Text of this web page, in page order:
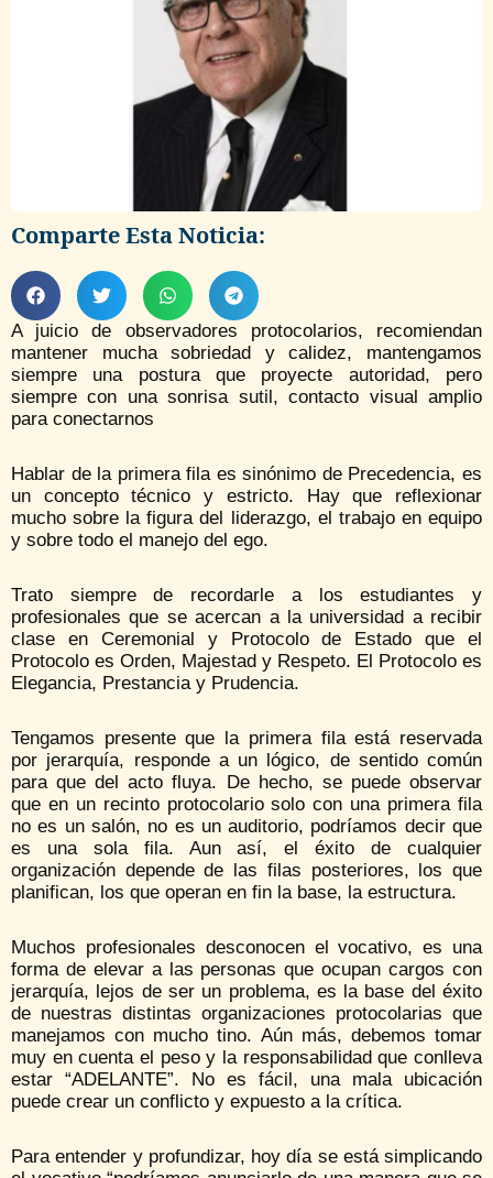
Comparte Esta Noticia:
A juicio de observadores protocolarios, recomiendan
mantener mucha sobriedad y calidez, mantengamos
siempre una postura que proyecte autoridad, pero
siempre con una sonrisa sutil, contacto visual amplio
para conectarnos
Hablar de la primera fila es sinónimo de Precedencia, es
un concepto técnico y estricto. Hay que reflexionar
mucho sobre la figura del liderazgo, el trabajo en equipo
y sobre todo el manejo del ego.
Trato siempre de recordarle a los estudiantes y
profesionales que se acercan a la universidad a recibir
clase en Ceremonial y Protocolo de Estado que el
Protocolo es Orden, Majestad y Respeto. El Protocolo es
Elegancia, Prestancia y Prudencia.
Tengamos presente que la primera fila está reservada
por jerarquía, responde a un lógico, de sentido común
para que del acto fluya. De hecho, se puede observar
que en un recinto protocolario solo con una primera fila
no es un salón, no es un auditorio, podríamos decir que
es una sola fila. Aun así, el éxito de cualquier
organización depende de las filas posteriores, los que
planifican, los que operan en fin la base, la estructura.
Muchos profesionales desconocen el vocativo, es una
forma de elevar a las personas que ocupan cargos con
jerarquía, lejos de ser un problema, es la base del éxito
de nuestras distintas organizaciones protocolarias que
manejamos con mucho tino. Aún más, debemos tomar
muy en cuenta el peso y la responsabilidad que conlleva
estar “ADELANTE”. No es fácil, una mala ubicación
puede crear un conflicto y expuesto a la crítica.
Para entender y profundizar, hoy día se está simplicando